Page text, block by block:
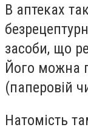
В аптеках
засоби, що
Його можна
(паперовій
Натомість